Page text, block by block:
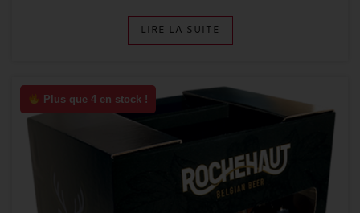
LIRE LA SUITE
Plus que 4 en stock !